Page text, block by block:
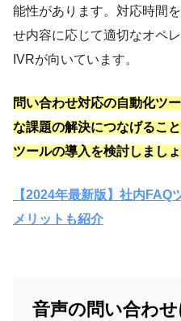
能性があります。対応時間
せ内容に応じて適切なオペ
IVRが向いています。
問い合わせ対応の自動化ツ
な課題の解決につなげるこ
ツールの導入を検討しましょ
【2024年最新版】社内
メリットも紹介
音声の問い合わ